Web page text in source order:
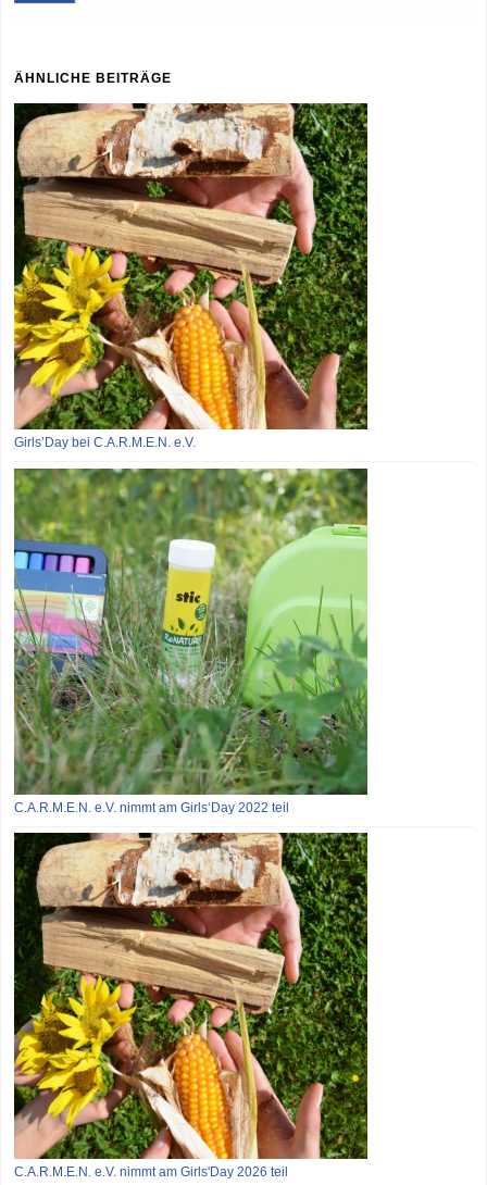
ÄHNLICHE BEITRÄGE
Girls’Day bei C.A.R.M.E.N. e.V.
C.A.R.M.E.N. e.V. nimmt am Girls‘Day 2022 teil
C.A.R.M.E.N. e.V. nimmt am Girls'Day 2026 teil